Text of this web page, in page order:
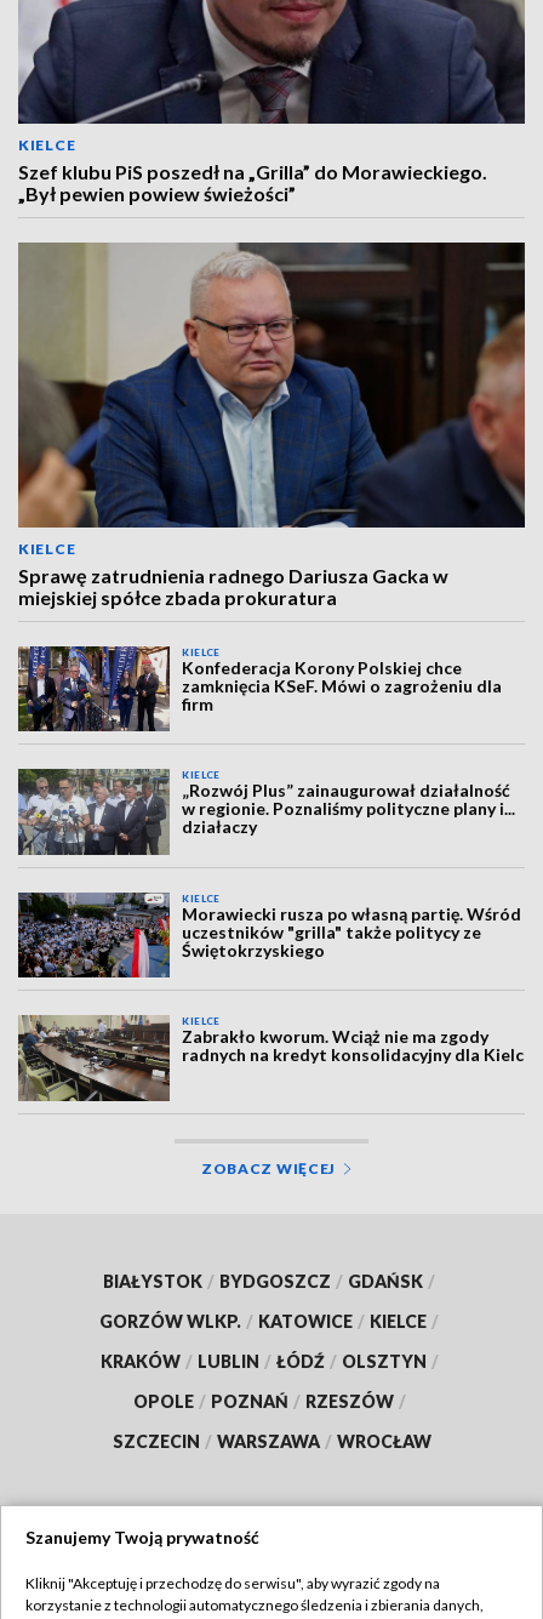
KIELCE
Szef klubu PiS poszedł na „Grilla” do Morawieckiego.
„Był pewien powiew świeżości”
KIELCE
Sprawę zatrudnienia radnego Dariusza Gacka w
miejskiej spółce zbada prokuratura
KIELCE
Konfederacja Korony Polskiej chce
zamknięcia KSeF. Mówi o zagrożeniu dla
firm
KIELCE
„Rozwój Plus” zainaugurował działalność
w regionie. Poznaliśmy polityczne plany i...
działaczy
KIELCE
Morawiecki rusza po własną partię. Wśród
uczestników "grilla" także politycy ze
Świętokrzyskiego
KIELCE
Zabrakło kworum. Wciąż nie ma zgody
radnych na kredyt konsolidacyjny dla Kielc
ZOBACZ WIĘCEJ
BIAŁYSTOK / BYDGOSZCZ / GDAŃSK /
GORZÓW WLKP. / KATOWICE / KIELCE /
KRAKÓW / LUBLIN / ŁÓDŹ / OLSZTYN /
OPOLE / POZNAŃ / RZESZÓW /
SZCZECIN / WARSZAWA / WROCŁAW
TVP
Szanujemy Twoją prywatność
Kliknij "Akceptuję i przechodzę do serwisu", aby wyrazić zgody na
korzystanie z technologii automatycznego śledzenia i zbierania danych,